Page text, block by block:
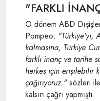
"FARKLI
O dönem ABD
Pompeo: "Türkiye'yi,
kalmasına, Türkiye
farklı inanç ve tarihe
herkes için erişilebilir
çağırıyoruz."sözleri
kalsın çağrı yapmıştı.